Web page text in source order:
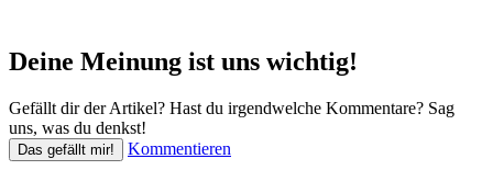
Deine Meinung ist uns wichtig!
Gefällt dir der Artikel? Hast du irgendwelche Kommentare? Sag
uns, was du denkst!
Das gefällt mir! Kommentieren